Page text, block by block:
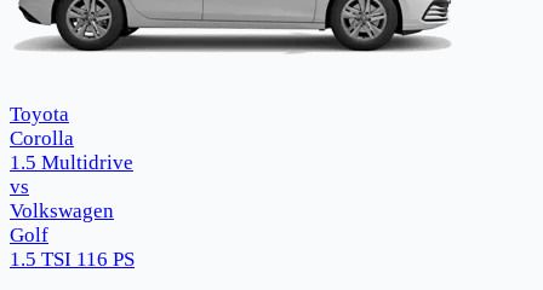
Toyota
Corolla
1.5 Multidrive
vs
Volkswagen
Golf
1.5 TSI 116 PS